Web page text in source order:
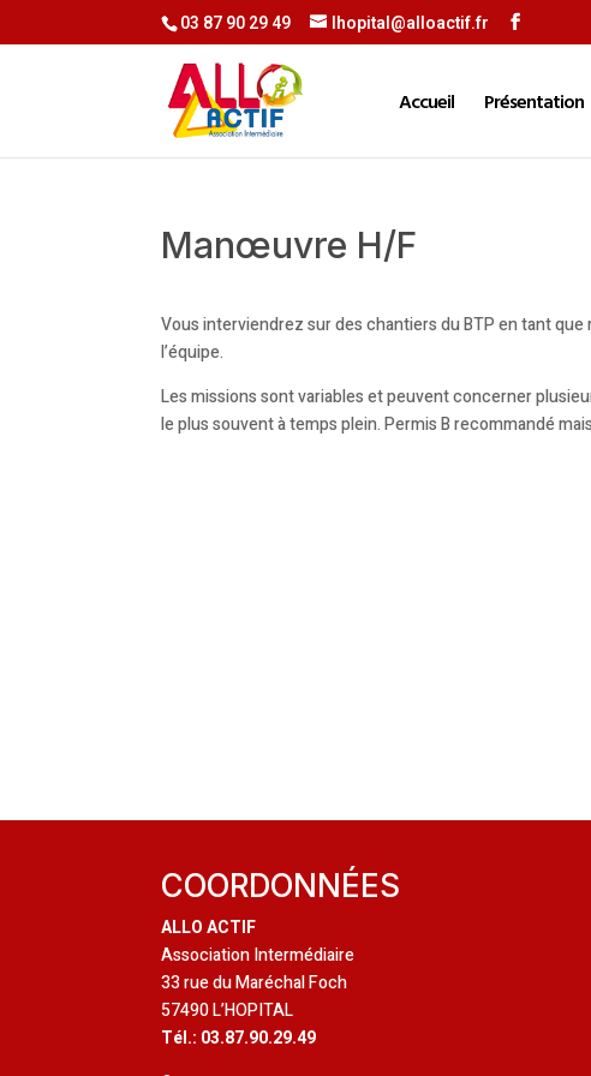
03 87 90 29 49 lhopital@alloactif.fr
Accueil Présentation
Manœuvre H/F
Vous interviendrez sur des chantiers du BTP en tant
l’équipe.
Les missions sont variables et peuvent concerner
le plus souvent à temps plein. Permis B recommandé
COORDONNÉES
ALLO ACTIF
Association Intermédiaire
33 rue du Maréchal Foch
57490 L’HOPITAL
Tél.: 03.87.90.29.49